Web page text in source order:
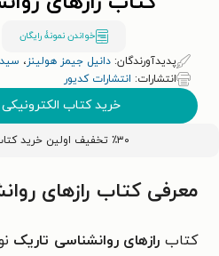
خواندن نمونۀ رایگان
پدیدآورندگان: دانیل جیمز هولینز،
انتشارات: انتشارات کدیور
خرید کتاب الکترونیکی
٪۳۰ تخفیف اولین خرید کتاب با کد
معرفی کتاب رازهای
کتاب رازهای روانشناسی تاریک